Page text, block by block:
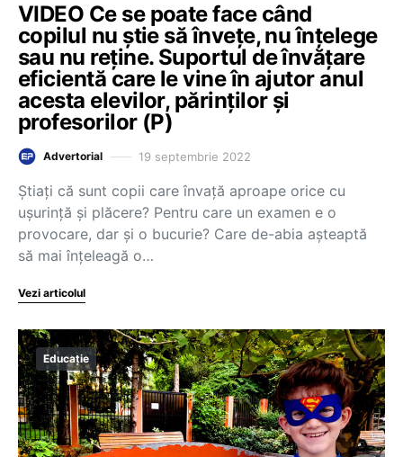
VIDEO Ce se poate face când
copilul nu știe să învețe, nu înțelege
sau nu reține. Suportul de învățare
eficientă care le vine în ajutor anul
acesta elevilor, părinților și
profesorilor (P)
Advertorial 19 septembrie 2022
Știați că sunt copii care învață aproape orice cu
ușurință și plăcere? Pentru care un examen e o
provocare, dar și o bucurie? Care de-abia așteaptă
să mai înțeleagă o…
Vezi articolul
Educație